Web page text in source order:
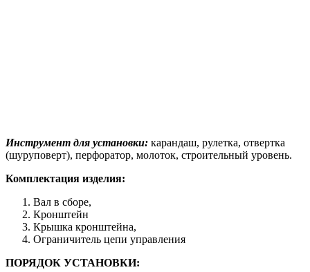
Инструмент для установки: карандаш, рулетка, отвертка
(шуруповерт), перфоратор, молоток, строительный уровень.
Комплектация изделия:
Вал в сборе,
Кронштейн
Крышка кронштейна,
Ограничитель цепи управления
ПОРЯДОК УСТАНОВКИ: